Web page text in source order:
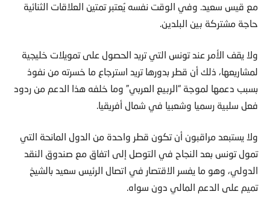
مع قيس سعيد. وفي الوقت نفسه يُعتبر تمتين العلاقات الثنائية
حاجة مشتركة بين البلدين.
ولا يقف الأمر عند تونس التي تريد الحصول على تمويلات خليجية
لمشاريعها، ذلك أن قطر بدورها تريد استرجاع ما خسرته من نفوذ
بسبب دعمها لموجة “الربيع العربي” وما خلفه هذا الدعم من ردود
فعل سلبية رسميا وشعبيا في شمال أفريقيا.
ولا يستبعد مراقبون أن تكون قطر واحدة من الدول المانحة التي
تمول تونس بعد النجاح في التوصل إلى اتفاق مع صندوق النقد
الدولي، وهو ما يفسر الاقتصار في اتصال الرئيس سعيد بالشيخ
تميم على الدعم المالي دون سواه.